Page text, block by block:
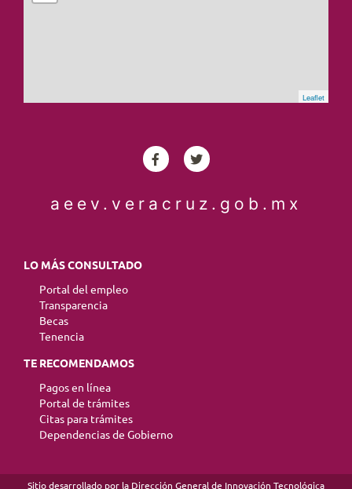
Leaflet
aeev.veracruz.gob.mx
LO MÁS CONSULTADO
Portal del empleo
Transparencia
Becas
Tenencia
TE RECOMENDAMOS
Pagos en línea
Portal de trámites
Citas para trámites
Dependencias de Gobierno
Sitio desarrollado por la Dirección General de Innovación Tecnológica